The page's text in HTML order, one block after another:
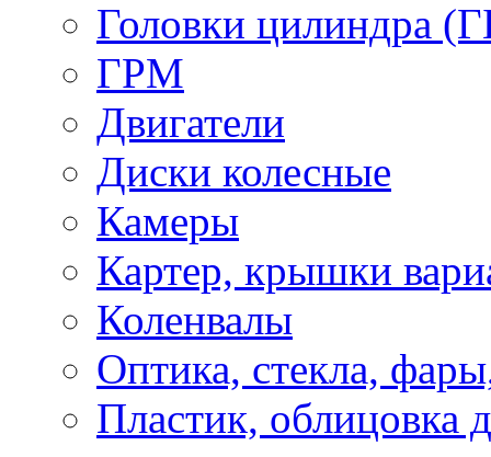
Головки цилиндра
ГРМ
Двигатели
Диски колесные
Камеры
Картер, крышки
Коленвалы
Оптика, стекла,
Пластик, облицовка